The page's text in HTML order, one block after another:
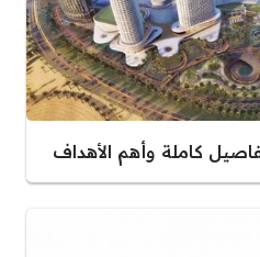
كاملة وأهم الأهداف